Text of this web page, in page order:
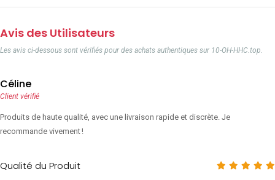
Avis des Utilisateurs
Les avis ci-dessous sont vérifiés pour des achats authentiques sur 10-OH-HHC.top.
Céline
Client vérifié
Produits de haute qualité, avec une livraison rapide et discrète. Je
recommande vivement !
Qualité du Produit